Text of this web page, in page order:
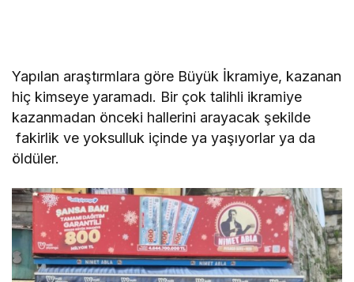
Yapılan araştırmlara göre Büyük İkramiye, kazanan
hiç kimseye yaramadı. Bir çok talihli ikramiye
kazanmadan önceki hallerini arayacak şekilde
fakirlik ve yoksulluk içinde ya yaşıyorlar ya da
öldüler.